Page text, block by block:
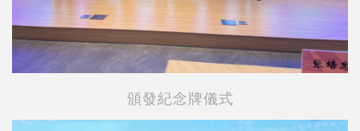
頒發紀念牌儀式